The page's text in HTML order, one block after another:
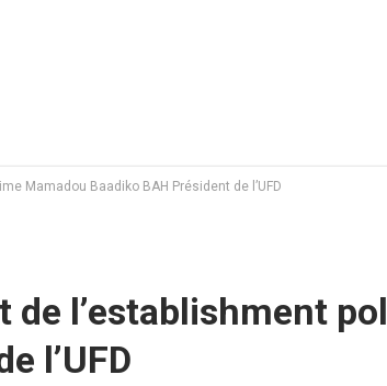
Mamadou Baadiko BAH Président de l’UFD
l’establishment
l’UFD